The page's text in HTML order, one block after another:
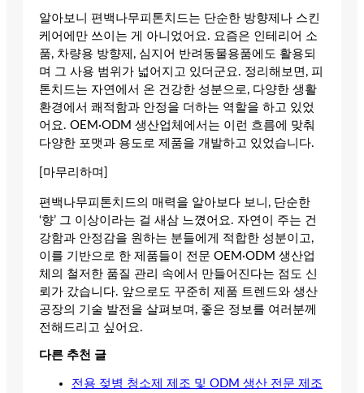
알아보니 편백나무피톤치드는 단순한 방향제나 스킨
케어에만 쓰이는 게 아니었어요. 요즘은 인테리어 소
품, 차량용 방향제, 심지어 반려동물용품에도 활용되
며 그 사용 범위가 넓어지고 있더군요. 정리해보면, 피
톤치드는 자연에서 온 건강한 성분으로, 다양한 생활
환경에서 쾌적함과 안정을 더하는 역할을 하고 있었
어요. OEM·ODM 생산업체에서는 이런 흐름에 맞춰
다양한 포맷과 용도로 제품을 개발하고 있었습니다.
[마무리하며]
편백나무피톤치드의 매력을 알아보다 보니, 단순한
‘향’ 그 이상이라는 걸 새삼 느꼈어요. 자연이 주는 건
강함과 안정감을 원하는 분들에게 적합한 성분이고,
이를 기반으로 한 제품들이 전문 OEM·ODM 생산업
체의 철저한 품질 관리 속에서 만들어진다는 점도 신
뢰가 갔습니다. 앞으로도 꾸준히 제품 트렌드와 생산
공장의 기술 발전을 살펴보며, 좋은 정보를 여러분께
전해드리고 싶어요.
다른 추천 글
전용 젖병 청소제 제조 및 ODM 생산 전문 제조